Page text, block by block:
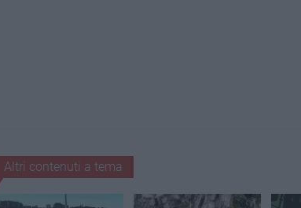
Altri contenuti a tema